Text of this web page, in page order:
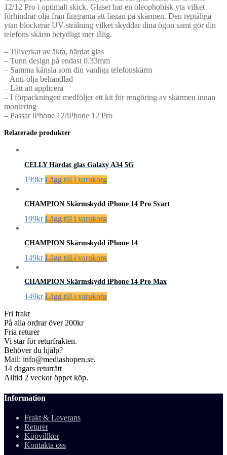
12/12 Pro i optimalt skick. Glaset har en oleophobisk yta vilket
förhindrar olja från fingrarna att fastan på skärmen. Den reptåliga
ytan blockerar UV-strålning vilket skyddar dina ögon samt gör din
telefons skärm betydligt mer tålig.
– Tillverkat av äkta, härdat glas
– Tunn design på endast 0.33mm
– Samma känsla som din vanliga telefonskärm
– Anti-olja behandlad
– Lätt att applicera
– I förpackningen medföljer ett kit för rengöring av skärmen innan
montering
– Passar iPhone 12/iPhone 12 Pro
Relaterade produkter
CELLY Härdat glas Galaxy A34 5G
199kr Lägg till i varukorg
CHAMPION Skärmskydd iPhone 14 Pro Svart
199kr Lägg till i varukorg
CHAMPION Skärmskydd iPhone 14
149kr Lägg till i varukorg
CHAMPION Skärmskydd iPhone 14 Pro Max
149kr Lägg till i varukorg
Fri frakt
På alla ordrar över 200kr
Fria returer
Vi står för returfrakten.
Behöver du hjälp?
Mail: info@mediashopen.se.
14 dagars returrätt
Alltid 2 veckor öppet köp.
Information
Frakt & Leverans
Returer
Köpvillkor
Kontakta oss